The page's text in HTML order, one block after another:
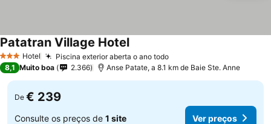
3 EstrelasHotel Piscina exterior aberta o ano todoVer preços
Patatran Village HotelVer preços
8,1 Muito boa 2.366 Anse Patate, a 8.1 km de Baie Ste. Anne
De € 239
Consulte os preços de 1 site Ver preços